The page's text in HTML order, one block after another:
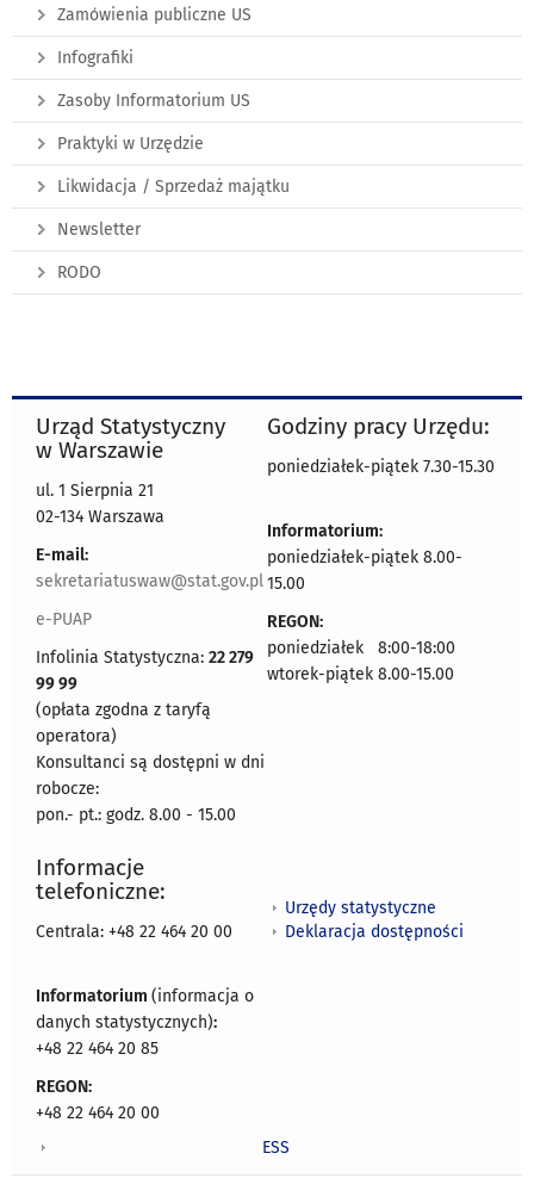
Zamówienia publiczne US
Infografiki
Zasoby Informatorium US
Praktyki w Urzędzie
Likwidacja / Sprzedaż majątku
Newsletter
RODO
Urząd Statystyczny
w Warszawie
ul. 1 Sierpnia 21
02-134 Warszawa
E-mail:
sekretariatuswaw@stat.gov.pl
e-PUAP
Infolinia Statystyczna: 22 279
99 99
(opłata zgodna z taryfą
operatora)
Konsultanci są dostępni w dni
robocze:
pon.- pt.: godz. 8.00 - 15.00
Godziny pracy Urzędu:
poniedziałek-piątek 7.30-15.30
Informatorium:
poniedziałek-piątek 8.00-
15.00
REGON:
poniedziałek 8:00-18:00
wtorek-piątek 8.00-15.00
Informacje
telefoniczne:
Centrala: +48 22 464 20 00
Informatorium (informacja o
danych statystycznych):
+48 22 464 20 85
REGON:
+48 22 464 20 00
Urzędy statystyczne
Deklaracja dostępności
ESS